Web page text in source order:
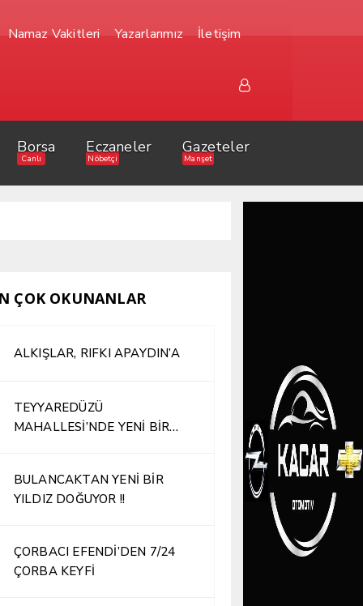
Namaz Vakitleri Yazarlarımız İletişim
Borsa
Canlı
Eczaneler
Nöbetçi
Gazeteler
Manşet
ÇOK OKUNANLAR
ALKIŞLAR, RIFKI APAYDIN’A
TEYYAREDÜZÜ
MAHALLESİ’NDE YENİ BİR
BULANCAKTAN YENİ BİR
YILDIZ DOĞUYOR !!
ÇORBACI EFENDİ’DEN 7/24
ÇORBA KEYFİ